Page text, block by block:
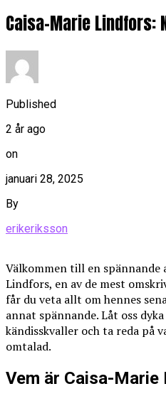
Caisa-Marie Lindfors:
Published
2 år ago
on
januari 28, 2025
By
erikeriksson
Välkommen till en spännande
Lindfors, en av de mest
får du veta allt om hennes
annat spännande. Låt oss
kändisskvaller och ta reda på
omtalad.
Vem är Caisa-